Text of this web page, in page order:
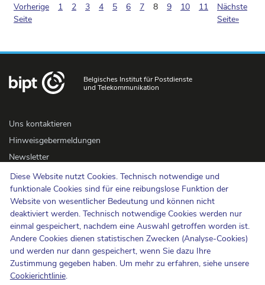
Diese Website nutzt Cookies. Technisch notwendige und
funktionale Cookies sind für eine reibungslose Funktion der
Website von wesentlicher Bedeutung und können nicht
deaktiviert werden. Technisch notwendige Cookies werden nur
einmal gespeichert, nachdem eine Auswahl getroffen worden ist.
Andere Cookies dienen statistischen Zwecken (Analyse-Cookies)
und werden nur dann gespeichert, wenn Sie dazu Ihre
Zustimmung gegeben haben. Um mehr zu erfahren, siehe unsere
Cookierichtlinie.
Vorherige
Seite
1 2 3 4 5 6 7 8(pagination.current)
9 10 11
Nächste
Seite»
Belgisches Institut für Postdienste
und Telekommunikation
Uns kontaktieren
Hinweisgebermeldungen
Newsletter
Barrierefreiheit
Presse
Cookie-Politik
Schutz der Privatsphäre
Nutzungsbedingungen und Urheberrechte
Informationskategorisierung